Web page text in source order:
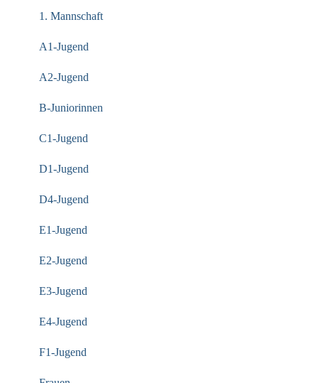
1. Mannschaft
A1-Jugend
A2-Jugend
B-Juniorinnen
C1-Jugend
D1-Jugend
D4-Jugend
E1-Jugend
E2-Jugend
E3-Jugend
E4-Jugend
F1-Jugend